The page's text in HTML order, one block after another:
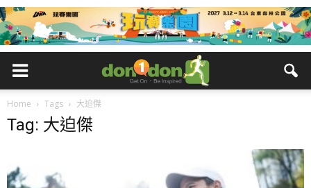
Home Tags 大迫傑
Tag: 大迫傑